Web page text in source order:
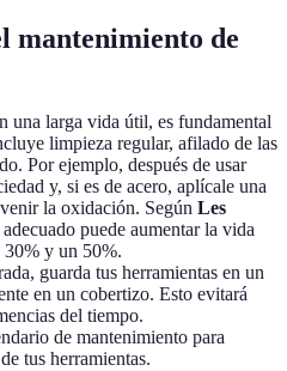
mantenimiento de
una larga vida útil, es fundamental
limpieza regular, afilado de las
Por ejemplo, después de usar
y, si es de acero, aplícale una
la oxidación. Según Les
puede aumentar la vida
30% y un 50%.
guarda tus herramientas en un
en un cobertizo. Esto evitará
del tiempo.
de mantenimiento para
tus herramientas.